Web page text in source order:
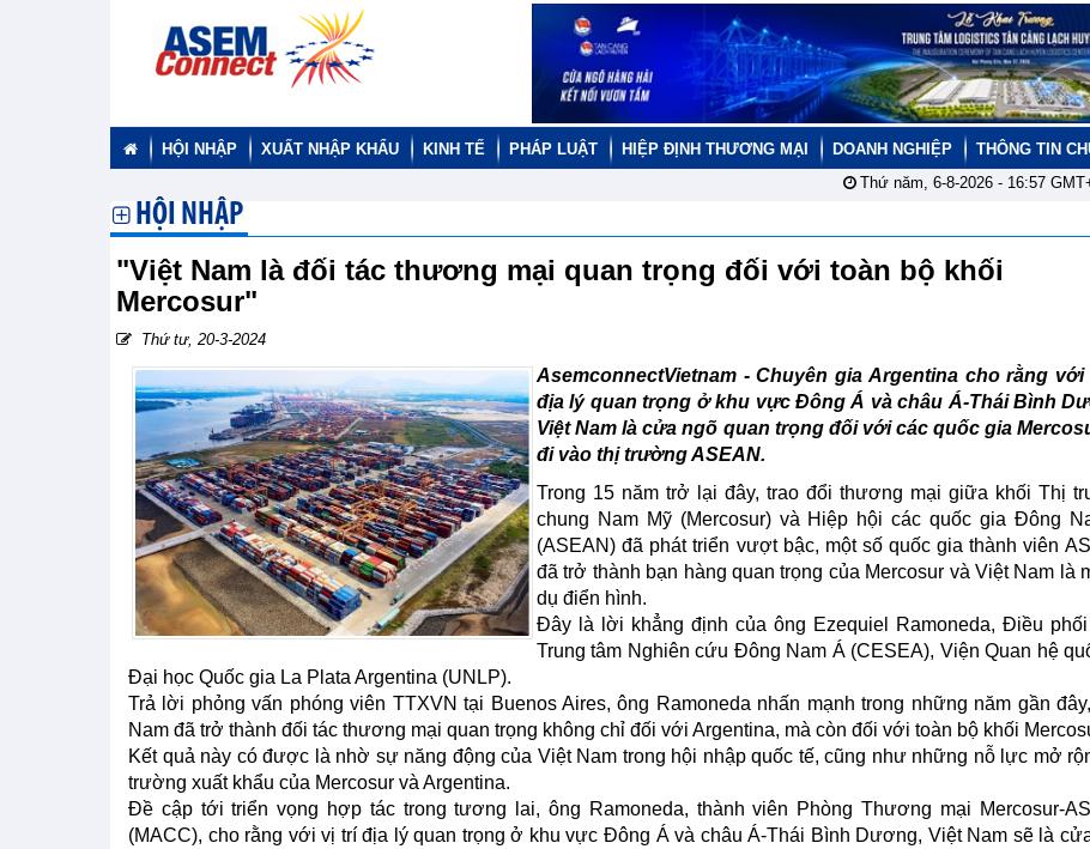
HỘI NHẬP XUẤT NHẬP KHẨU KINH TẾ PHÁP LUẬT HIỆP ĐỊNH THƯƠNG MẠI DOANH NGHIỆP THÔNG TIN
Thứ năm, 6-8-2026 - 16:57
HỘI NHẬP
"Việt Nam là đối tác thương mại quan trọng đối với toàn bộ khối
Mercosur"
Thứ tư, 20-3-2024
AsemconnectVietnam - Chuyên gia Argentina cho rằng
địa lý quan trọng ở khu vực Đông Á và châu Á-Thái Bình
Việt Nam là cửa ngõ quan trọng đối với các quốc gia
đi vào thị trường ASEAN.
Trong 15 năm trở lại đây, trao đổi thương mại giữa khối Thị
chung Nam Mỹ (Mercosur) và Hiệp hội các quốc gia Đông
(ASEAN) đã phát triển vượt bậc, một số quốc gia thành viên
đã trở thành bạn hàng quan trọng của Mercosur và Việt Nam là
dụ điển hình.
Đây là lời khẳng định của ông Ezequiel Ramoneda, Điều
Trung tâm Nghiên cứu Đông Nam Á (CESEA), Viện Quan hệ
Đại học Quốc gia La Plata Argentina (UNLP).
Trả lời phỏng vấn phóng viên TTXVN tại Buenos Aires, ông Ramoneda nhấn mạnh trong những năm gần
Nam đã trở thành đối tác thương mại quan trọng không chỉ đối với Argentina, mà còn đối với toàn bộ khối
Kết quả này có được là nhờ sự năng động của Việt Nam trong hội nhập quốc tế, cũng như những nỗ lực mở
trường xuất khẩu của Mercosur và Argentina.
Đề cập tới triển vọng hợp tác trong tương lai, ông Ramoneda, thành viên Phòng Thương mại Mercosur-
(MACC), cho rằng với vị trí địa lý quan trọng ở khu vực Đông Á và châu Á-Thái Bình Dương, Việt Nam sẽ là